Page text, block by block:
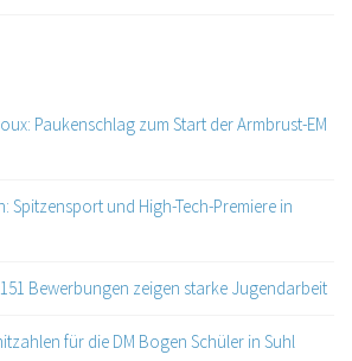
Paukenschlag zum Start der Armbrust-EM
Spitzensport und High-Tech-Premiere in
Bewerbungen zeigen starke Jugendarbeit
für die DM Bogen Schüler in Suhl